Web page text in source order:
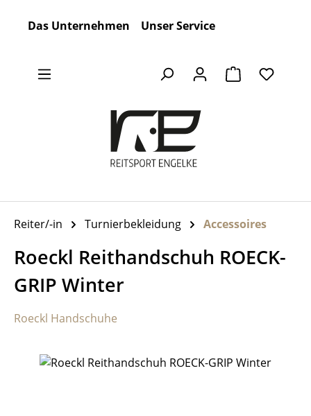
Das Unternehmen Unser Service
Warenkorb
Reiter/-in Turnierbekleidung Accessoires
Roeckl Reithandschuh ROECK-
GRIP Winter
Roeckl Handschuhe
Bildergalerie überspringen